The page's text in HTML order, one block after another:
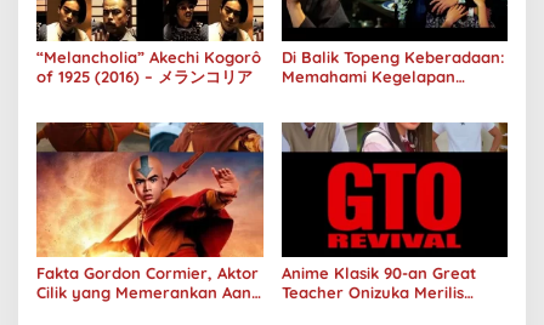
“Melancholia” Akechi Kogorô
of 1925 (2016) – メランコリア
Di Balik Topeng Keberadaan:
Memahami Kegelapan
Fakta Gordon Cormier, Aktor
Cilik yang Memerankan Aang
Anime Klasik 90-an Great
Teacher Onizuka Merilis